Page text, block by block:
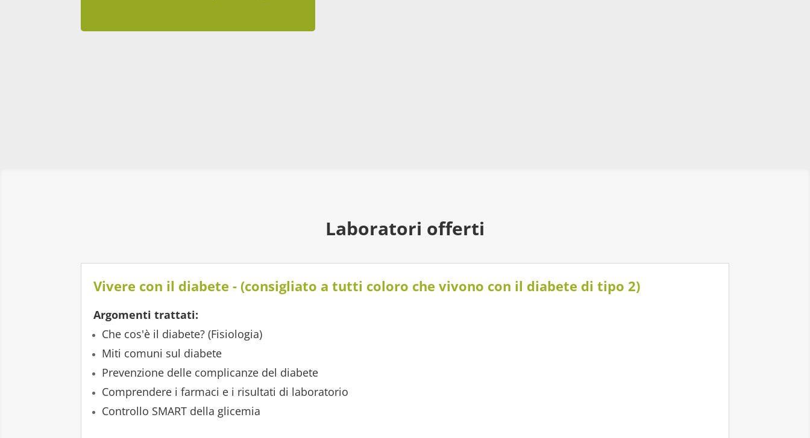
Laboratori offerti
Vivere con il diabete - (consigliato a tutti coloro che vivono con il diabete di tipo 2)
Argomenti trattati:
Che cos'è il diabete? (Fisiologia)
Miti comuni sul diabete
Prevenzione delle complicanze del diabete
Comprendere i farmaci e i risultati di laboratorio
Controllo SMART della glicemia